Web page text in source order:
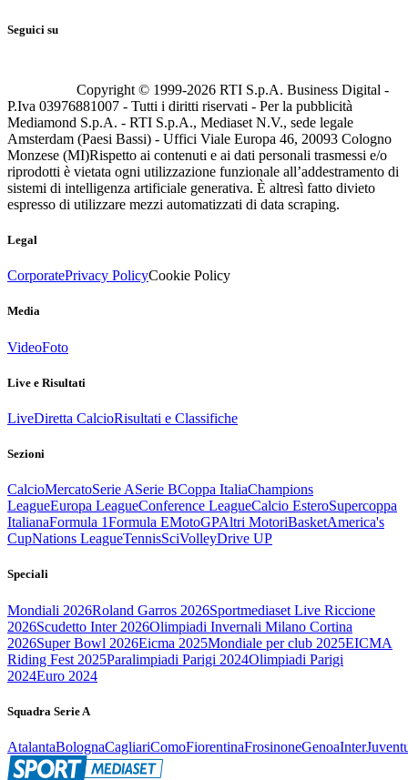
Seguici su
Copyright © 1999-2026 RTI S.p.A. Business Digital -
P.Iva 03976881007 - Tutti i diritti riservati - Per la pubblicità
Mediamond S.p.A. - RTI S.p.A., Mediaset N.V., sede legale
Amsterdam (Paesi Bassi) - Uffici Viale Europa 46, 20093 Cologno
Monzese (MI)Rispetto ai contenuti e ai dati personali trasmessi e/o
riprodotti è vietata ogni utilizzazione funzionale all’addestramento di
sistemi di intelligenza artificiale generativa. È altresì fatto divieto
espresso di utilizzare mezzi automatizzati di data scraping.
Legal
CorporatePrivacy PolicyCookie Policy
Media
VideoFoto
Live e Risultati
LiveDiretta CalcioRisultati e Classifiche
Sezioni
CalcioMercatoSerie ASerie BCoppa ItaliaChampions
LeagueEuropa LeagueConference LeagueCalcio EsteroSupercoppa
ItalianaFormula 1Formula EMotoGPAltri MotoriBasketAmerica's
CupNations LeagueTennisSciVolleyDrive UP
Speciali
Mondiali 2026Roland Garros 2026Sportmediaset Live Riccione
2026Scudetto Inter 2026Olimpiadi Invernali Milano Cortina
2026Super Bowl 2026Eicma 2025Mondiale per club 2025EICMA
Riding Fest 2025Paralimpiadi Parigi 2024Olimpiadi Parigi
2024Euro 2024
Squadra Serie A
AtalantaBolognaCagliariComoFiorentinaFrosinoneGenoaInter